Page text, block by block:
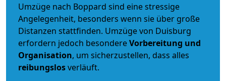
Umzüge nach Boppard sind eine stressige
Angelegenheit, besonders wenn sie über große
Distanzen stattfinden. Umzüge von Duisburg
erfordern jedoch besondereVorbereitung und
Organisation, um sicherzustellen, dass alles
reibungslosverläuft.